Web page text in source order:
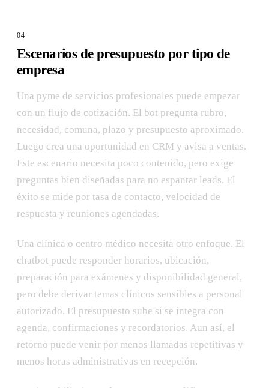
Escenarios de presupuesto por tipo de
empresa
Una pyme de servicios profesionales puede empezar
con un flujo de cotización. El bot pregunta rubro,
necesidad, comuna, plazo y presupuesto aproximado.
Luego crea una oportunidad en CRM y avisa a ventas.
Este escenario necesita poco contenido, pero exige
preguntas bien diseñadas para no espantar leads. El
éxito se mide por tasa de contacto, velocidad de
respuesta y reuniones agendadas.
Una clínica o centro médico necesita otro enfoque. El
chatbot puede responder horarios, ubicación,
preparación para exámenes y disponibilidad general,
pero debe derivar temas clínicos sensibles a personal
autorizado. El presupuesto sube si se integra con
agenda, confirmaciones y recordatorios. Aun así, el
retorno puede venir por menos llamadas repetitivas y
menos horas administrativas en recepción.